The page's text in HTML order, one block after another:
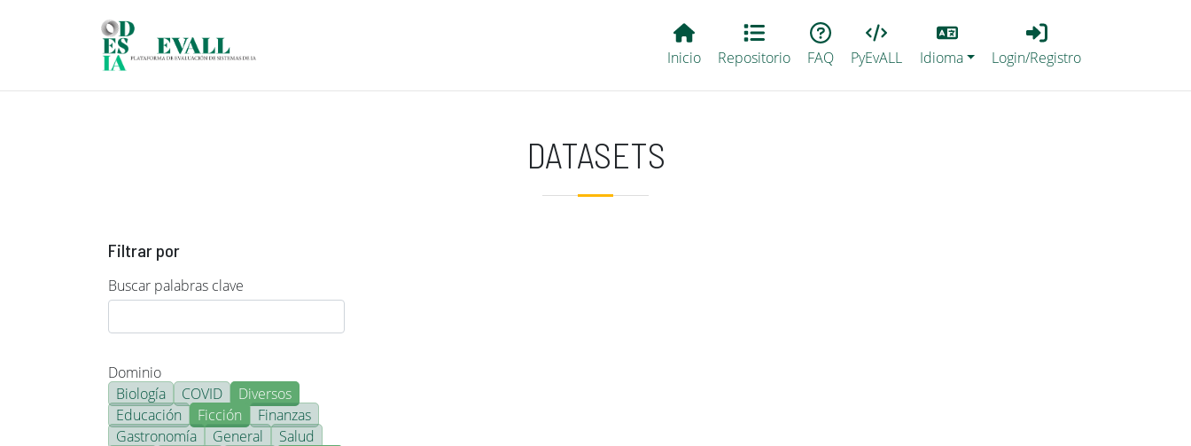
Main EvALL
Inicio Repositorio FAQ PyEvALL
Lang
Idioma
Login_Registro
Login/Registro
DATASETS
Filtrar por
Buscar palabras clave
Dominio
Biología
COVID
Diversos
Educación
Ficción
Finanzas
Gastronomía
General
Salud